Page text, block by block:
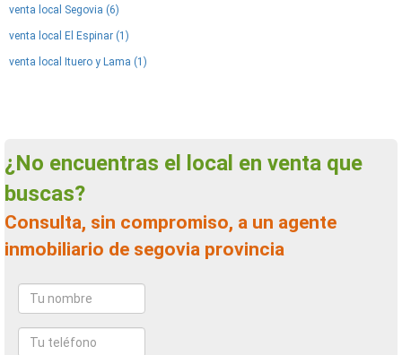
venta local Segovia (6)
venta local El Espinar (1)
venta local Ituero y Lama (1)
¿No encuentras el local en venta que
buscas?
Consulta, sin compromiso, a un agente
inmobiliario de segovia provincia